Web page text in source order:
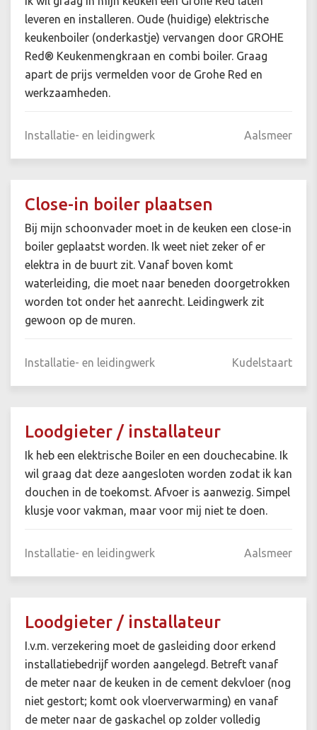
leveren en installeren. Oude (huidige) elektrische
keukenboiler (onderkastje) vervangen door GROHE
Red® Keukenmengkraan en combi boiler. Graag
apart de prijs vermelden voor de Grohe Red en
werkzaamheden.
Installatie- en leidingwerk Aalsmeer
Close-in boiler plaatsen
Bij mijn schoonvader moet in de keuken een close-in
boiler geplaatst worden. Ik weet niet zeker of er
elektra in de buurt zit. Vanaf boven komt
waterleiding, die moet naar beneden doorgetrokken
worden tot onder het aanrecht. Leidingwerk zit
gewoon op de muren.
Installatie- en leidingwerk Kudelstaart
Loodgieter / installateur
Ik heb een elektrische Boiler en een douchecabine. Ik
wil graag dat deze aangesloten worden zodat ik kan
douchen in de toekomst. Afvoer is aanwezig. Simpel
klusje voor vakman, maar voor mij niet te doen.
Installatie- en leidingwerk Aalsmeer
Loodgieter / installateur
I.v.m. verzekering moet de gasleiding door erkend
installatiebedrijf worden aangelegd. Betreft vanaf
de meter naar de keuken in de cement dekvloer (nog
niet gestort; komt ook vloerverwarming) en vanaf
de meter naar de gaskachel op zolder volledig